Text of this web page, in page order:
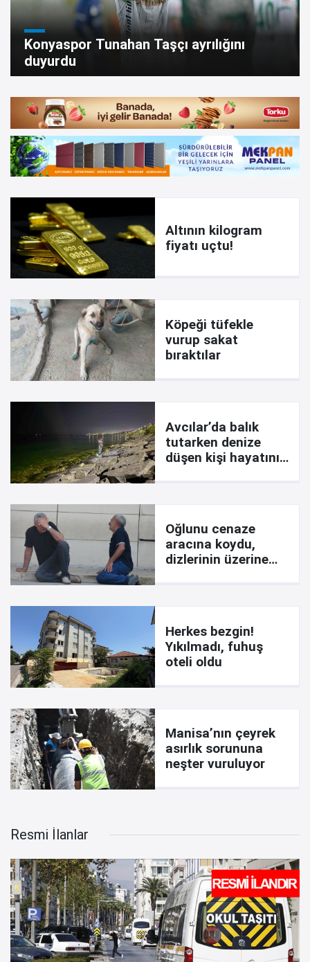
Konyaspor Tunahan Taşçı ayrılığını
duyurdu
Altının kilogram
fiyatı uçtu!
Köpeği tüfekle
vurup sakat
bıraktılar
Avcılar’da balık
tutarken denize
düşen kişi hayatını
Oğlunu cenaze
aracına koydu,
dizlerinin üzerine
Herkes bezgin!
Yıkılmadı, fuhuş
oteli oldu
Manisa’nın çeyrek
asırlık sorununa
neşter vuruluyor
Resmi İlanlar